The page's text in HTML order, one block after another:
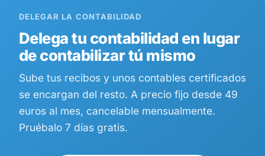
DELEGAR LA CONTABILIDAD
Delega tu contabilidad en lugar
de contabilizar tú mismo
Sube tus recibos y unos contables certificados
se encargan del resto. A precio fijo desde 49
euros al mes, cancelable mensualmente.
Pruébalo 7 días gratis.